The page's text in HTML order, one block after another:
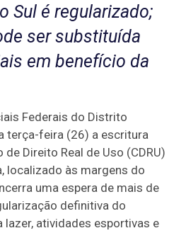
Sul é regularizado;
ser substituída
em benefício da
Federais do Distrito
terça-feira (26) a escritura
Direito Real de Uso (CDRU)
localizado às margens do
uma espera de mais de
definitiva do
lazer, atividades esportivas e